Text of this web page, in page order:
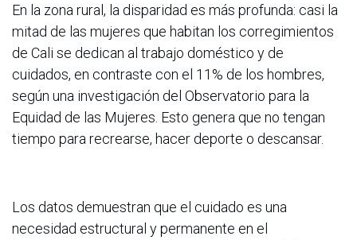
En la zona rural, la disparidad es más profunda: casi la
mitad de las mujeres que habitan los corregimientos
de Cali se dedican al trabajo doméstico y de
cuidados, en contraste con el 11% de los hombres,
según una investigación del Observatorio para la
Equidad de las Mujeres. Esto genera que no tengan
tiempo para recrearse, hacer deporte o descansar.
Los datos demuestran que el cuidado es una
necesidad estructural y permanente en el